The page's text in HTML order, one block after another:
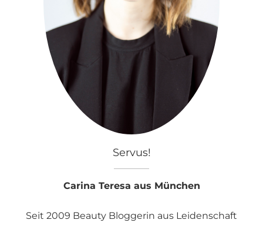
Servus!
Carina Teresa aus München
Seit 2009 Beauty Bloggerin aus Leidenschaft